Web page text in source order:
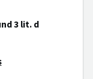
3 lit. d